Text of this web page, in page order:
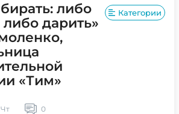
либо
либо дарить»
«Тим»
Категории
0